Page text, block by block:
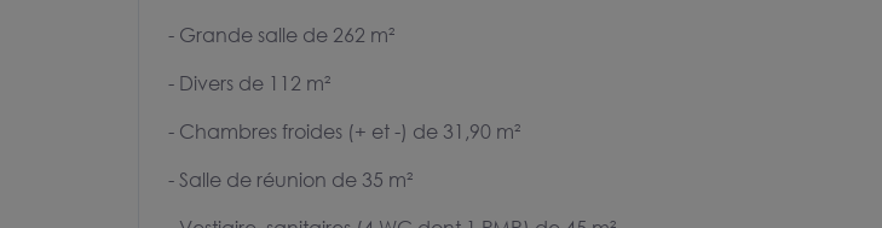
- Grande salle de 262 m²
- Divers de 112 m²
- Chambres froides (+ et -) de 31,90 m²
- Salle de réunion de 35 m²